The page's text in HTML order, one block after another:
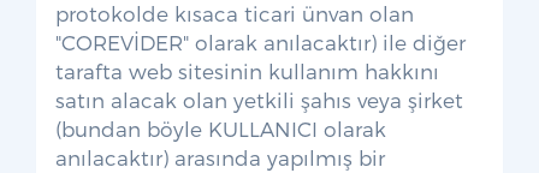
protokolde kısaca ticari ünvan olan
"COREVİDER" olarak anılacaktır) ile diğer
tarafta web sitesinin kullanım hakkını
satın alacak olan yetkili şahıs veya şirket
(bundan böyle KULLANICI olarak
anılacaktır) arasında yapılmış bir